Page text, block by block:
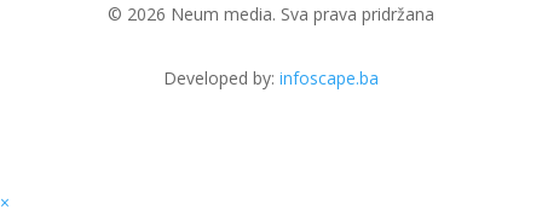
© 2026 Neum media. Sva prava pridržana
Developed by: infoscape.ba
×